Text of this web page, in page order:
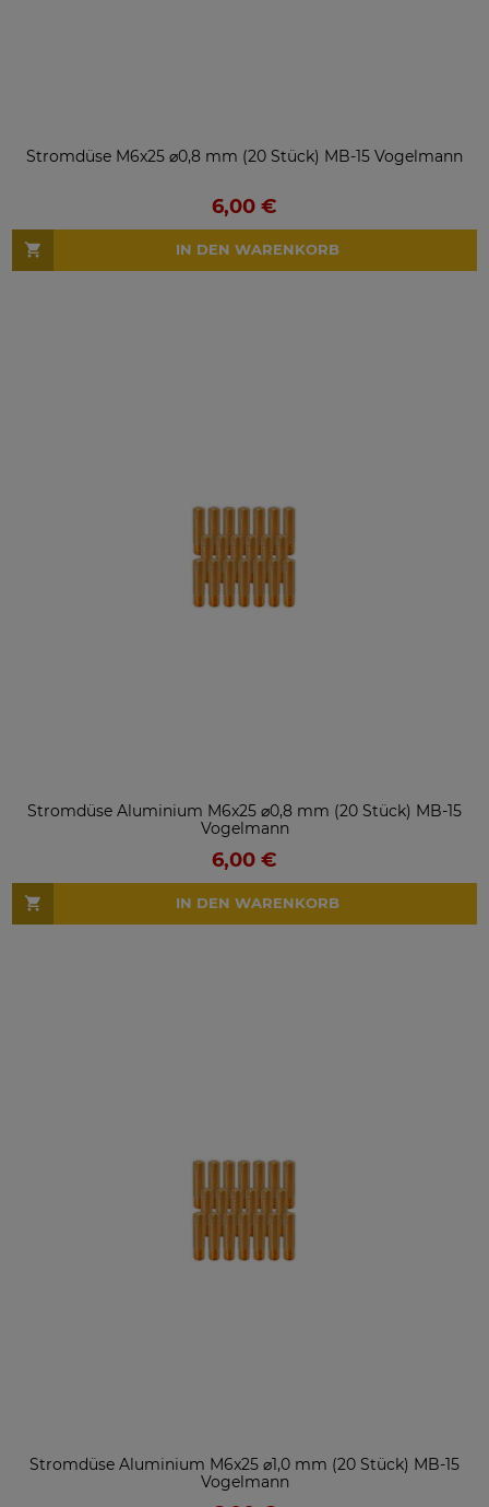
Stromdüse M6x25 ⌀0,8 mm (20 Stück) MB-15 Vogelmann
6,00 €
IN DEN WARENKORB
Stromdüse Aluminium M6x25 ⌀0,8 mm (20 Stück) MB-15
Vogelmann
6,00 €
IN DEN WARENKORB
Stromdüse Aluminium M6x25 ⌀1,0 mm (20 Stück) MB-15
Vogelmann